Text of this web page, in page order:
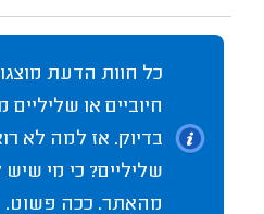
כל חוות הדעת
חיוביים או שליליים
בדיוק. אז למה לא
שליליים? כי מי
מהאתר. ככה פשוט.